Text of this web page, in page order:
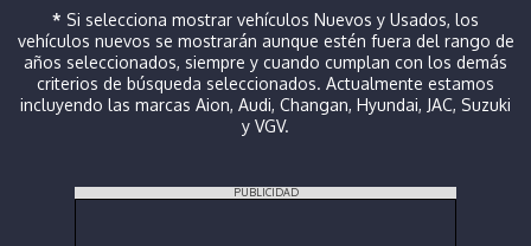
* Si selecciona mostrar vehículos Nuevos y Usados, los
vehículos nuevos se mostrarán aunque estén fuera del rango de
años seleccionados, siempre y cuando cumplan con los demás
criterios de búsqueda seleccionados. Actualmente estamos
incluyendo las marcas Aion, Audi, Changan, Hyundai, JAC, Suzuki
y VGV.
PUBLICIDAD